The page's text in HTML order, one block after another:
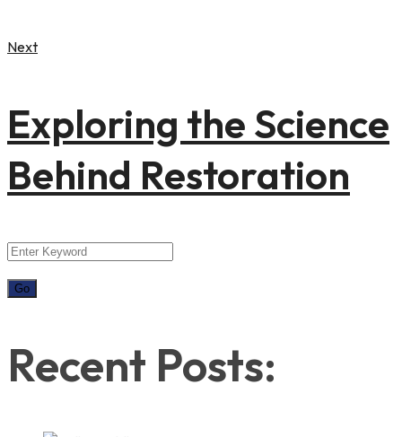
Next
Exploring the Science
Behind Restoration
Recent Posts: